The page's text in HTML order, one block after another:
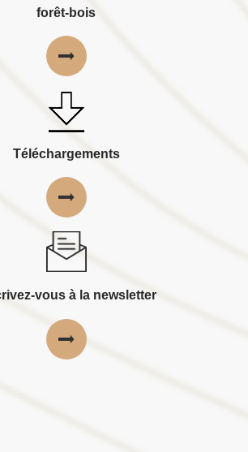
forêt-bois
Téléchargements
vous à la newsletter